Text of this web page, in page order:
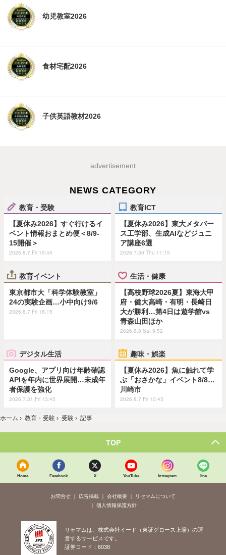
幼児教室2026
食材宅配2026
子供英語教材2026
advertisement
NEWS CATEGORY
教育・受験
【夏休み2026】すぐ行けるイ
ベント情報おまとめ便＜8/9-
15開催＞
2026.8.7 Fri 19:45
教育ICT
【夏休み2026】東大メタバー
ス工学部、生成AIなどジュニ
ア講座6選
2026.7.30 Thu 11:15
教育イベント
東京都市大「科学体験教室」
24の実験企画…小中向け9/6
2026.8.7 Fri 18:15
生活・健康
【高校野球2026夏】東海大甲
府・健大高崎・有明・長崎日
大が勝利…第4日は遊学館vs
青森山田ほか
2026.8.8 Sat 9:52
デジタル生活
Google、アプリ向け年齢確認
APIを年内に世界展開…未成年
者保護を強化
2026.7.31 Fri 13:45
趣味・娯楽
【夏休み2026】魚に触れて学
ぶ「おさかな」イベント8/8…
川崎市
2026.8.7 Fri 10:45
ホーム › 教育・受験 › 受験 › 記事
TOP
Home Facebook X YouTube Instagram line
お問合せ 広告掲載 会社概要
リセマムについて
個人情報保護方針
リセマムは、株式会社イード（東証グロース上場）の運
営するサービスです。
証券コード：6038